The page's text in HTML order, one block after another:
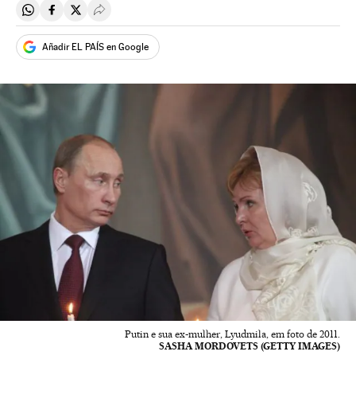
Compartir en Whatsapp
Compartir en Facebook
Compartir en Twitter
Desplegar Redes Sociales
Añadir EL PAÍS en Google
Putin e sua ex-mulher, Lyudmila, em foto de 2011.
SASHA MORDOVETS (GETTY IMAGES)